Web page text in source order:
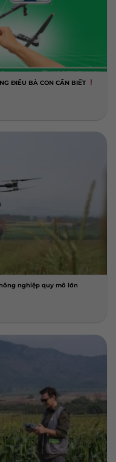
ĐIỀU BÀ CON CẦN BIẾT
nghiệp quy mô lớn